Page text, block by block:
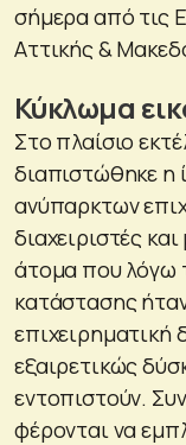
σήμερα από τις
Αττικής &
Κύκλωμα
Στο πλαίσιο
διαπιστώθηκε η
ανύπαρκτων
διαχειριστές
άτομα που λόγω
κατάστασης
επιχειρηματική
εξαιρετικώς
εντοπιστούν.
φέρονται να